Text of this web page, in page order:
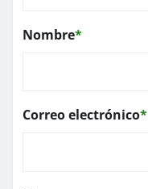
Nombre*
Correo electrónico*